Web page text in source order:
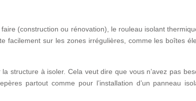
(construction ou rénovation), le rouleau isolant
facilement sur les zones irrégulières, comme les boîtes
la structure à isoler. Cela veut dire que vous n’avez pas
partout comme pour l’installation d’un panneau